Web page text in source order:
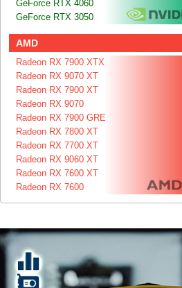
GeForce RTX 4060
GeForce RTX 3050
AMD
Radeon RX 7900 XTX
Radeon RX 9070 XT
Radeon RX 7900 XT
Radeon RX 9070
Radeon RX 7900 GRE
Radeon RX 7800 XT
Radeon RX 7700 XT
Radeon RX 9060 XT
Radeon RX 7600 XT
Radeon RX 7600